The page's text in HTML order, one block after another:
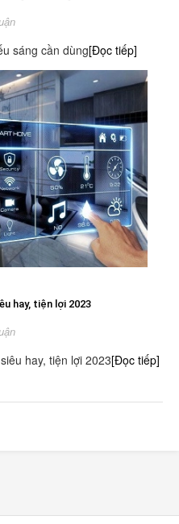
sáng cần dùng[Đọc tiếp]
hay, tiện lợi 2023
hay, tiện lợi 2023[Đọc tiếp]